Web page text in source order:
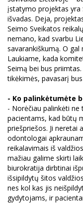
įstatymo projektas yra
išvadas. Deja,
Seimo Sveikatos
nemano, kad svarbu
savarankiškumą. O
Laukiame, kada
Seimą bei bus
tikėkimės, pavasarį
- Ko palinkėtumėte
- Norėčiau palinkėti
pacientams, kad būtų
priešpriešos. Ji neretai
odontologai
reikalavimais iš
mažiau galime skirti
biurokratija dirbtinai
išsipildytų šitos
nes kol kas jis
gydytojams, ir